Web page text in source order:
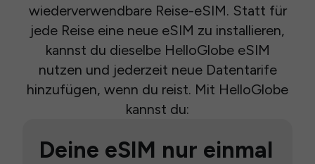
wiederverwendbare Reise-eSIM. Statt für
jede Reise eine neue eSIM zu installieren,
kannst du dieselbe HelloGlobe eSIM
nutzen und jederzeit neue Datentarife
hinzufügen, wenn du reist. Mit HelloGlobe
kannst du:
Deine eSIM nur einmal